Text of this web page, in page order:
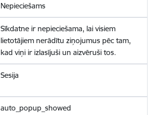
Nepieciešams
Sīkdatne ir nepieciešama, lai visiem
lietotājiem nerādītu ziņojumus pēc tam,
kad viņi ir izlasījuši un aizvēruši tos.
Sesija
auto_popup_showed